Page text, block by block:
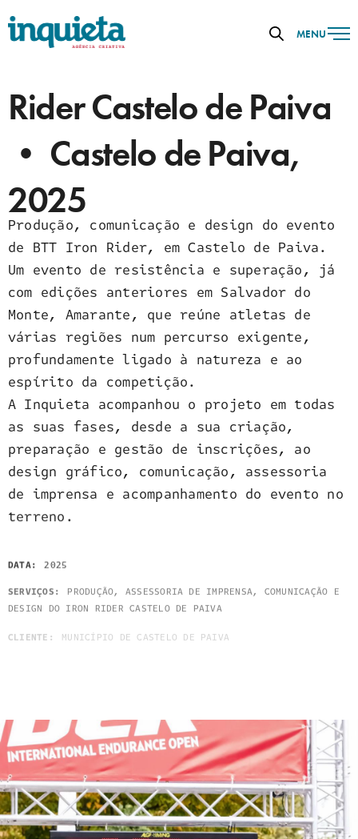
MENU
Rider Castelo de Paiva
• Castelo de Paiva,
2025
Produção, comunicação e design do evento
de BTT Iron Rider, em Castelo de Paiva.
Um evento de resistência e superação, já
com edições anteriores em Salvador do
Monte, Amarante, que reúne atletas de
várias regiões num percurso exigente,
profundamente ligado à natureza e ao
espírito da competição.
A Inquieta acompanhou o projeto em todas
as suas fases, desde a sua criação,
preparação e gestão de inscrições, ao
design gráfico, comunicação, assessoria
de imprensa e acompanhamento do evento no
terreno.
DATA:
2025
SERVIÇOS:
PRODUÇÃO, ASSESSORIA DE IMPRENSA, COMUNICAÇÃO E
DESIGN DO IRON RIDER CASTELO DE PAIVA